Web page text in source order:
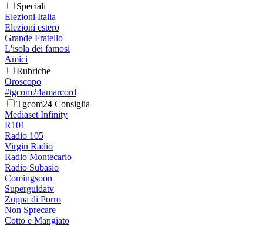
Speciali
Elezioni Italia
Elezioni estero
Grande Fratello
L'isola dei famosi
Amici
Rubriche
Oroscopo
#tgcom24amarcord
Tgcom24 Consiglia
Mediaset Infinity
R101
Radio 105
Virgin Radio
Radio Montecarlo
Radio Subasio
Comingsoon
Superguidatv
Zuppa di Porro
Non Sprecare
Cotto e Mangiato